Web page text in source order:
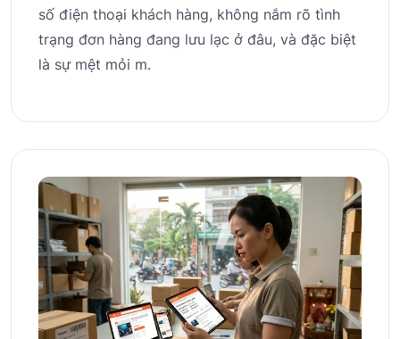
số điện thoại khách hàng, không nắm rõ tình
trạng đơn hàng đang lưu lạc ở đâu, và đặc biệt
là sự mệt mỏi m.